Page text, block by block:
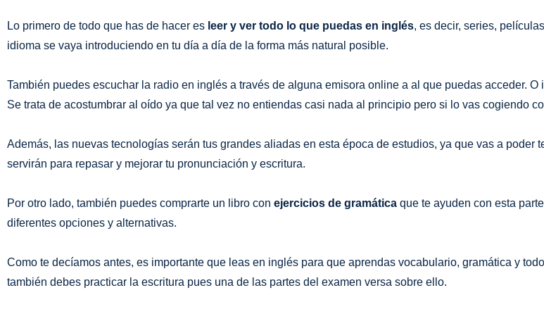
Lo primero de todo que has de hacer es leer y ver todo lo que puedas en inglés, es decir, series,
idioma se vaya introduciendo en tu día a día de la forma más natural posible.
También puedes escuchar la radio en inglés a través de alguna emisora online a al que puedas acceder. O
Se trata de acostumbrar al oído ya que tal vez no entiendas casi nada al principio pero si lo vas cogiendo
Además, las nuevas tecnologías serán tus grandes aliadas en esta época de estudios, ya que vas a poder
servirán para repasar y mejorar tu pronunciación y escritura.
Por otro lado, también puedes comprarte un libro con ejercicios de gramática que te ayuden con esta
diferentes opciones y alternativas.
Como te decíamos antes, es importante que leas en inglés para que aprendas vocabulario, gramática y
también debes practicar la escritura pues una de las partes del examen versa sobre ello.